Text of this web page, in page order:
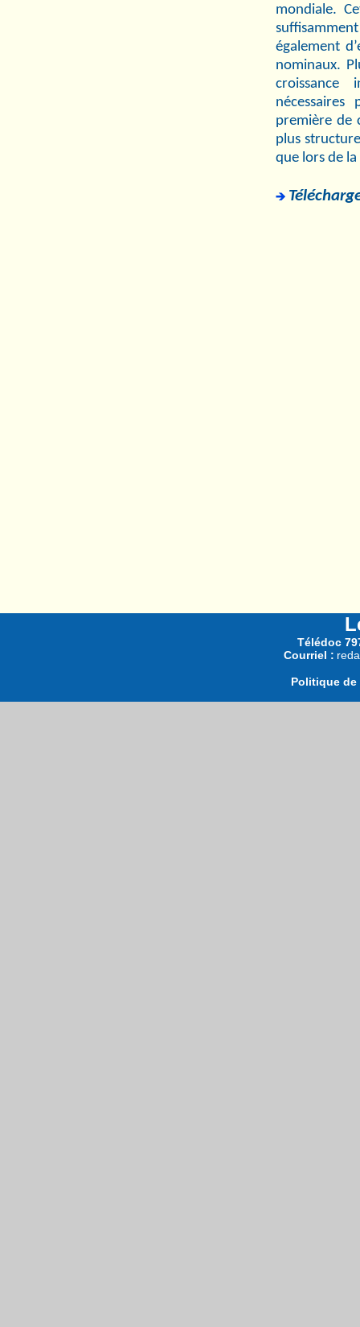
mondiale.
également
nominaux.
croissance
première de
plus
que lors de
Télédoc
Courriel :
Politique